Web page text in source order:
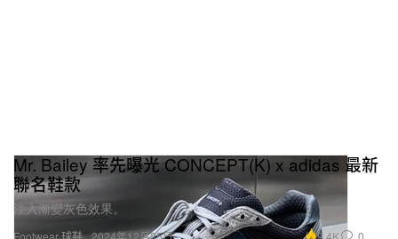
Mr. Bailey 率先曝光 CONCEPT(K) x adidas 最新
聯名鞋款
注入漸變灰色效果。
9.4K 0